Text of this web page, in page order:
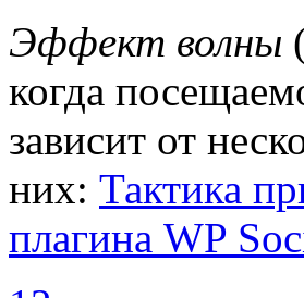
Эффект волны
когда
зависит от
них: Тактика
плагина WP